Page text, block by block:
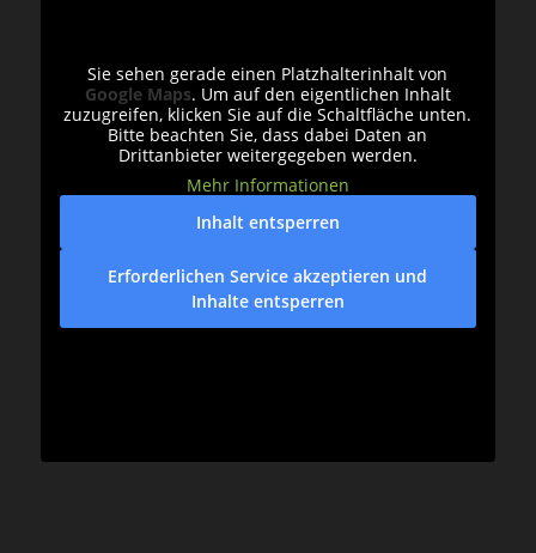
Sie sehen gerade einen Platzhalterinhalt von
Google Maps. Um auf den eigentlichen Inhalt
zuzugreifen, klicken Sie auf die Schaltfläche unten.
Bitte beachten Sie, dass dabei Daten an
Drittanbieter weitergegeben werden.
Mehr Informationen
Inhalt entsperren
Erforderlichen Service akzeptieren und
Inhalte entsperren